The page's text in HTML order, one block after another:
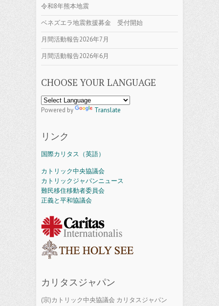
令和8年熊本地震
ベネズエラ地震救援募金 受付開始
月間活動報告2026年7月
月間活動報告2026年6月
CHOOSE YOUR LANGUAGE
Powered by Translate
リンク
国際カリタス（英語）
カトリック中央協議会
カトリックジャパンニュース
難民移住移動者委員会
正義と平和協議会
カリタスジャパン
(宗)カトリック中央協議会 カリタスジャパン